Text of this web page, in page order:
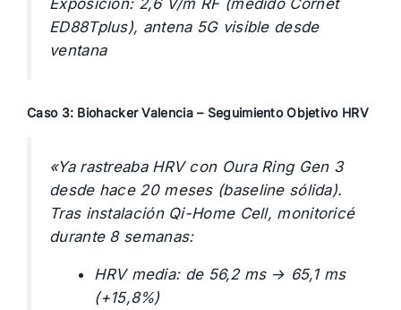
Exposición: 2,6 V/m RF (medido Cornet
ED88Tplus), antena 5G visible desde
ventana
Caso 3: Biohacker Valencia – Seguimiento Objetivo HRV
«Ya rastreaba HRV con Oura Ring Gen 3
desde hace 20 meses (baseline sólida).
Tras instalación Qi-Home Cell, monitoricé
durante 8 semanas:
HRV media: de 56,2 ms → 65,1 ms
(+15,8%)